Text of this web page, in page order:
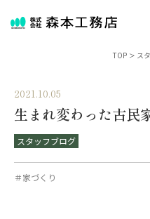
TOP > ス
2021.10.05
生まれ変わった古民
スタッフブログ
＃家づくり